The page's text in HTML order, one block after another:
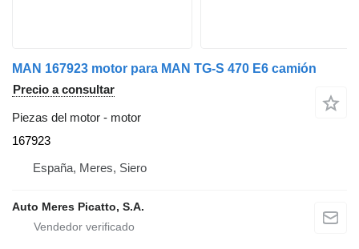
MAN 167923 motor para MAN TG-S 470 E6 camión
Precio a consultar
Piezas del motor - motor
167923
España, Meres, Siero
Auto Meres Picatto, S.A.